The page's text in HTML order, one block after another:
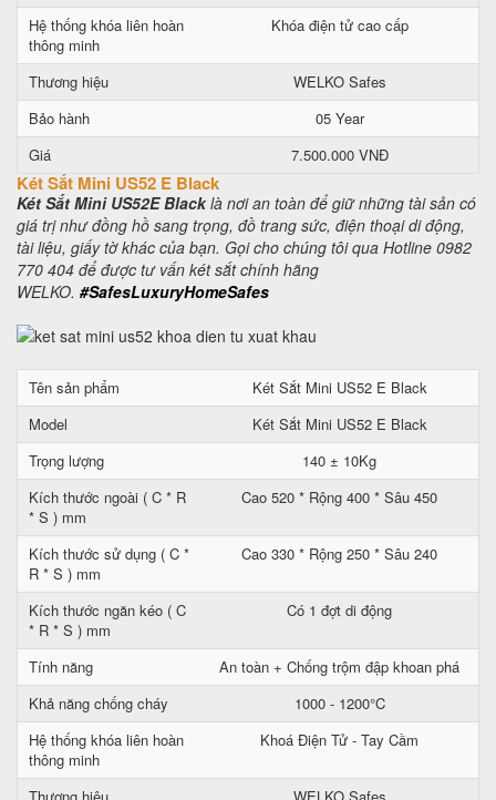
Hệ thống khóa liên hoàn
thông minh
Khóa điện tử cao cấp
Thương hiệu
WELKO Safes
Bảo hành
05 Year
Giá
7.500.000 VNĐ
Két Sắt Mini US52 E Black
Két Sắt Mini US52E Blacklà nơi an toàn để giữ những tài sản có
giá trị như đồng hồ sang trọng, đồ trang sức, điện thoại di động,
tài liệu, giấy tờ khác của bạn. Gọi cho chúng tôi qua Hotline 0982
770 404 để được tư vấn két sắt chính hãng
WELKO. #SafesLuxuryHomeSafes
Tên sản phẩm
Két Sắt Mini US52 E Black
Model
Két Sắt Mini US52 E Black
Trọng lượng
140 ± 10Kg
Kích thước ngoài ( C * R
* S ) mm
Cao 520 * Rộng 400 * Sâu 450
Kích thước sử dụng ( C *
R * S ) mm
Cao 330 * Rộng 250 * Sâu 240
Kích thước ngăn kéo ( C
* R * S ) mm
Có 1 đợt di động
Tính năng
An toàn + Chống trộm đập khoan phá
Khả năng chống cháy
1000 - 1200°C
Hệ thống khóa liên hoàn
thông minh
Khoá Điện Tử - Tay Cầm